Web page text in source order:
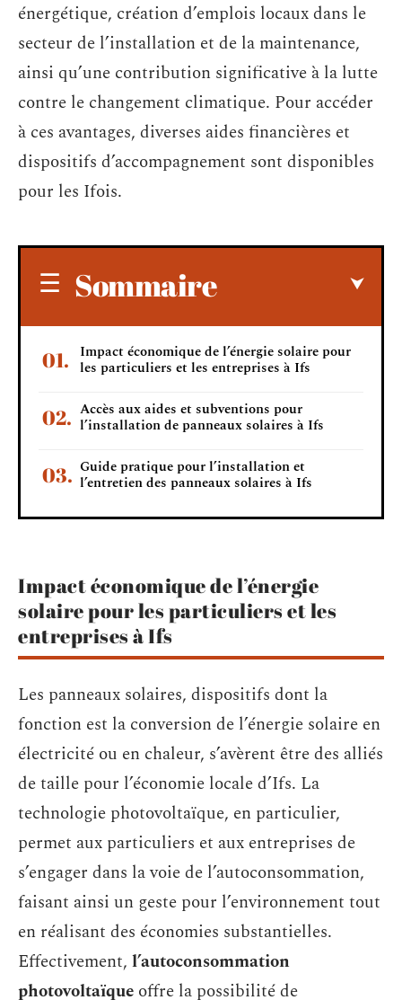
énergétique, création d’emplois locaux dans le
secteur de l’installation et de la maintenance,
ainsi qu’une contribution significative à la lutte
contre le changement climatique. Pour accéder
à ces avantages, diverses aides financières et
dispositifs d’accompagnement sont disponibles
pour les Ifois.
Sommaire
Impact économique de l’énergie solaire pour
les particuliers et les entreprises à Ifs
Accès aux aides et subventions pour
l’installation de panneaux solaires à Ifs
Guide pratique pour l’installation et
l’entretien des panneaux solaires à Ifs
Impact économique de l’énergie
solaire pour les particuliers et les
entreprises à Ifs
Les panneaux solaires, dispositifs dont la
fonction est la conversion de l’énergie solaire en
électricité ou en chaleur, s’avèrent être des alliés
de taille pour l’économie locale d’Ifs. La
technologie photovoltaïque, en particulier,
permet aux particuliers et aux entreprises de
s’engager dans la voie de l’autoconsommation,
faisant ainsi un geste pour l’environnement tout
en réalisant des économies substantielles.
Effectivement, l’autoconsommation
photovoltaïque offre la possibilité de